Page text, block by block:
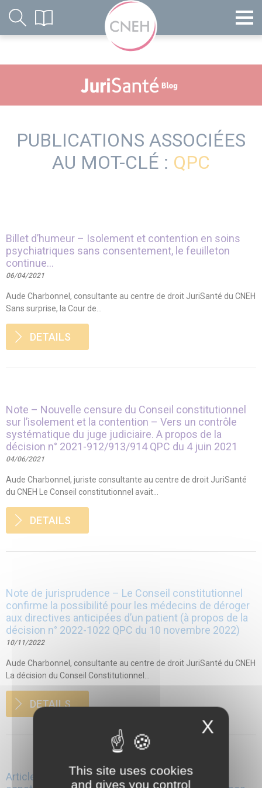
PUBLICATIONS ASSOCIÉES
AU MOT-CLÉ : QPC
Billet d’humeur – Isolement et contention en soins
psychiatriques sans consentement, le feuilleton
continue…
06/04/2021
Aude Charbonnel, consultante au centre de droit JuriSanté du CNEH
Sans surprise, la Cour de...
DETAILS
Note – Nouvelle censure du Conseil constitutionnel
sur l’isolement et la contention – Vers un contrôle
systématique du juge judiciaire. A propos de la
décision n° 2021-912/913/914 QPC du 4 juin 2021
04/06/2021
Aude Charbonnel, juriste consultante au centre de droit JuriSanté
du CNEH Le Conseil constitutionnel avait...
DETAILS
Note de jurisprudence – Le Conseil constitutionnel
confirme la possibilité pour les médecins de déroger
aux directives anticipées d’un patient (à propos de la
décision n° 2022-1022 QPC du 10 novembre 2022)
10/11/2022
Aude Charbonnel, consultante au centre de droit JuriSanté du CNEH
La décision du Conseil Constitutionnel...
DETAILS
Article – PMA post mortem: de la question de
X
This site uses cookies
and gives you control